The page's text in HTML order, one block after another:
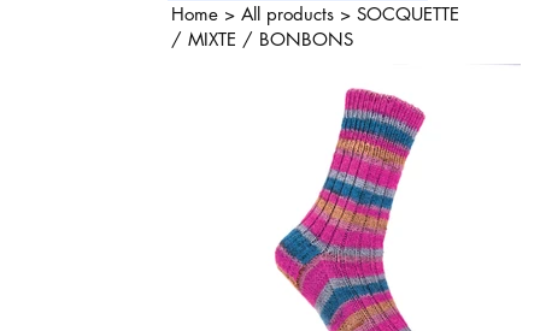
Home> All products> SOCQUETTE
/ MIXTE / BONBONS